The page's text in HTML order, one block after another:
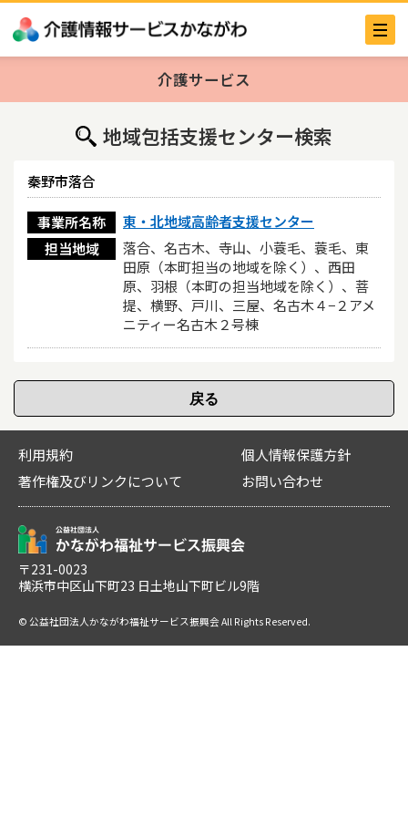
介護サービス
地域包括支援センター検索
秦野市落合
事業所名称
東・北地域高齢者支援センター
担当地域
落合、名古木、寺山、小蓑毛、蓑毛、東
田原（本町担当の地域を除く）、西田
原、羽根（本町の担当地域を除く）、菩
提、横野、戸川、三屋、名古木４−２アメ
ニティー名古木２号棟
利用規約
個人情報保護方針
著作権及びリンクについて
お問い合わせ
〒231-0023
横浜市中区山下町23 日土地山下町ビル9階
© 公益社団法人かながわ福祉サービス振興会 All Rights Reserved.